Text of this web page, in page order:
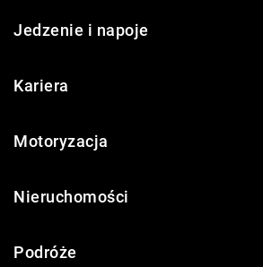
Jedzenie i napoje
Kariera
Motoryzacja
Nieruchomości
Podróże